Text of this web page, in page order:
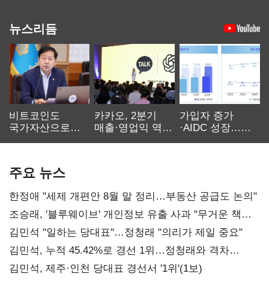
뉴스리듬
비트코인도
국가자산으로…'
카카오, 2분기
매출·영업익 역대
가입자 증가
·AIDC 성장…
주요 뉴스
한정애 "세제 개편안 8월 말 정리…부동산 공급도 논의"
조승래, '블루웨이브' 개인정보 유출 사과 "무거운 책임
통감"
김민석 "일하는 당대표"…정청래 "의리가 제일 중요"
김민석, 누적 45.42%로 경선 1위…정청래와 격차
0.86%p(2보)
김민석, 제주·인천 당대표 경선서 '1위'(1보)